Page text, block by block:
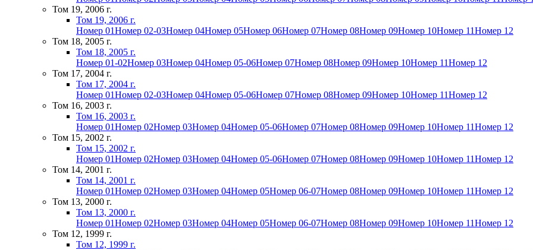
Том 19, 2006 г.
Том 19, 2006 г.
Номер 01Номер 02-03Номер 04Номер 05Номер 06Номер 07Номер 08Номер 09Номер 10Номер 11Номер 12
Том 18, 2005 г.
Том 18, 2005 г.
Номер 01-02Номер 03Номер 04Номер 05-06Номер 07Номер 08Номер 09Номер 10Номер 11Номер 12
Том 17, 2004 г.
Том 17, 2004 г.
Номер 01Номер 02-03Номер 04Номер 05-06Номер 07Номер 08Номер 09Номер 10Номер 11Номер 12
Том 16, 2003 г.
Том 16, 2003 г.
Номер 01Номер 02Номер 03Номер 04Номер 05-06Номер 07Номер 08Номер 09Номер 10Номер 11Номер 12
Том 15, 2002 г.
Том 15, 2002 г.
Номер 01Номер 02Номер 03Номер 04Номер 05-06Номер 07Номер 08Номер 09Номер 10Номер 11Номер 12
Том 14, 2001 г.
Том 14, 2001 г.
Номер 01Номер 02Номер 03Номер 04Номер 05Номер 06-07Номер 08Номер 09Номер 10Номер 11Номер 12
Том 13, 2000 г.
Том 13, 2000 г.
Номер 01Номер 02Номер 03Номер 04Номер 05Номер 06-07Номер 08Номер 09Номер 10Номер 11Номер 12
Том 12, 1999 г.
Том 12, 1999 г.